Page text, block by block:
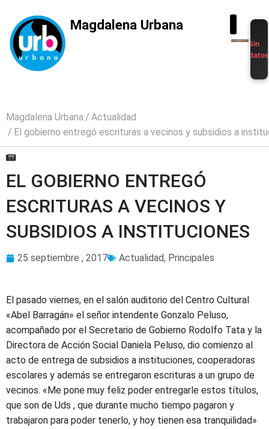
Magdalena Urbana
Sin
datos
Magdalena Urbana
Actualidad
El gobierno entregó escrituras a vecinos y subsidios a
EL GOBIERNO ENTREGÓ
ESCRITURAS A VECINOS Y
SUBSIDIOS A INSTITUCIONES
25 septiembre , 2017 Actualidad, Principales
El pasado viernes, en el salón auditorio del Centro Cultural
«Abel Barragán» el señor intendente Gonzalo Peluso,
acompañado por el Secretario de Gobierno Rodolfo Tata y la
Directora de Acción Social Daniela Peluso, dio comienzo al
acto de entrega de subsidios a instituciones, cooperadoras
escolares y además se entregaron escrituras a un grupo de
vecinos. «Me pone muy feliz poder entregarle estos títulos,
que son de Uds , que durante mucho tiempo pagaron y
trabajaron para poder tenerlo, y hoy tienen esa tranquilidad»